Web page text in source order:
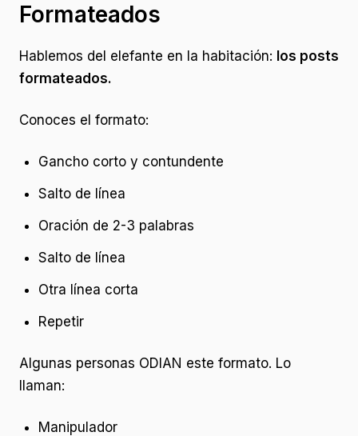
Formateados
Hablemos del elefante en la habitación: los posts
formateados.
Conoces el formato:
Gancho corto y contundente
Salto de línea
Oración de 2-3 palabras
Salto de línea
Otra línea corta
Repetir
Algunas personas ODIAN este formato. Lo
llaman:
Manipulador